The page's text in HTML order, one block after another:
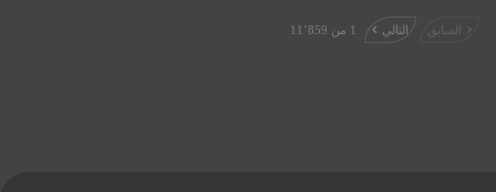
السابق التالي 1 من 11٬859